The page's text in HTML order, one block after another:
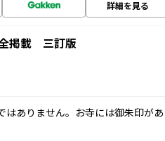
詳細を見る
掲載 三訂版
ありません。お寺には御朱印があ